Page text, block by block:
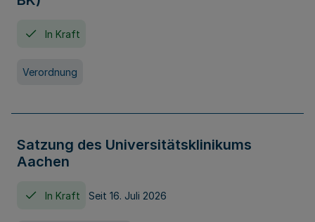
In Kraft
Verordnung
Satzung des Universitätsklinikums
Aachen
In Kraft Seit 16. Juli 2026